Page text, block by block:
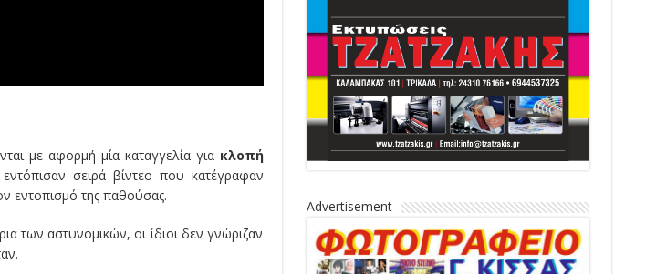
με αφορμή μία καταγγελία για κλοπή
σειρά βίντεο που κατέγραφαν
εντοπισμό της παθούσας.
των αστυνομικών, οι ίδιοι δεν γνώριζαν
Advertisement